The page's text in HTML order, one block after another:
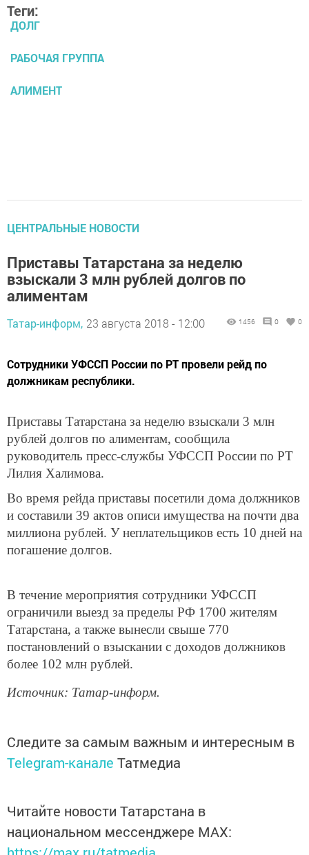
Теги:
ДОЛГ
РАБОЧАЯ ГРУППА
АЛИМЕНТ
ЦЕНТРАЛЬНЫЕ НОВОСТИ
Приставы Татарстана за неделю
взыскали 3 млн рублей долгов по
алиментам
Татар-информ, 23 августа 2018 - 12:00 1456 0 0
Сотрудники УФССП России по РТ провели рейд по
должникам республики.
Приставы Татарстана за неделю взыскали 3 млн
рублей долгов по алиментам, сообщила
руководитель пресс-службы УФССП России по РТ
Лилия Халимова.
Во время рейда приставы посетили дома должников
и составили 39 актов описи имущества на почти два
миллиона рублей. У неплательщиков есть 10 дней на
погашение долгов.
В течение мероприятия сотрудники УФССП
ограничили выезд за пределы РФ 1700 жителям
Татарстана, а также вынесли свыше 770
постановлений о взыскании с доходов должников
более 102 млн рублей.
Источник: Татар-информ.
Следите за самым важным и интересным в
Telegram-канале Татмедиа
Читайте новости Татарстана в
национальном мессенджере MАХ: